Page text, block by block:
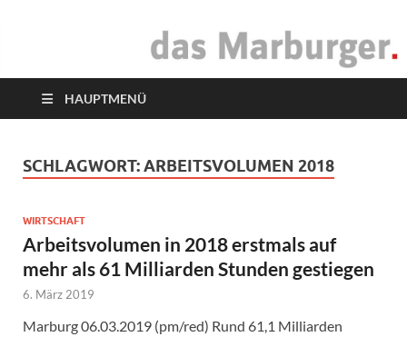
das Marburger.
HAUPTMENÜ
SCHLAGWORT:ARBEITSVOLUMEN 2018
WIRTSCHAFT
Arbeitsvolumen in 2018 erstmals auf
mehr als 61 Milliarden Stunden gestiegen
6. März 2019
Marburg 06.03.2019 (pm/red) Rund 61,1 Milliarden